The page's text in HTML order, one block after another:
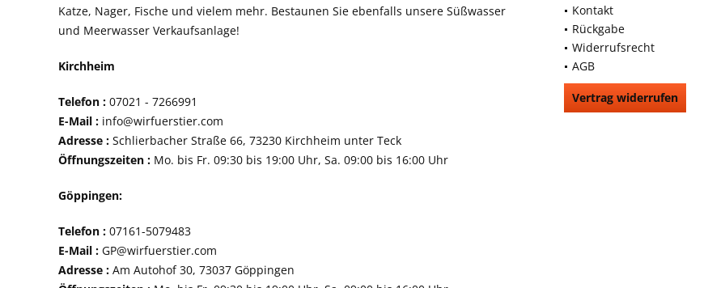
Katze, Nager, Fische und vielem mehr. Bestaunen Sie ebenfalls unsere Süßwasser
und Meerwasser Verkaufsanlage!
Kirchheim
Telefon : 07021 - 7266991
E-Mail : info@wirfuerstier.com
Adresse : Schlierbacher Straße 66, 73230 Kirchheim unter Teck
Öffnungszeiten : Mo. bis Fr. 09:30 bis 19:00 Uhr, Sa. 09:00 bis 16:00 Uhr
Göppingen:
Telefon : 07161-5079483
E-Mail : GP@wirfuerstier.com
Adresse : Am Autohof 30, 73037 Göppingen
Kontakt
Rückgabe
Widerrufsrecht
AGB
Vertrag widerrufen